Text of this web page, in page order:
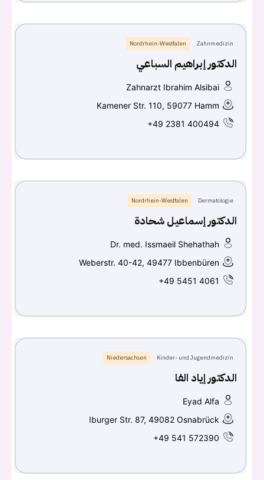
Zahnmedizin
Nordrhein-Westfalen
الدكتور إبراهيم السباعي
Zahnarzt Ibrahim Alsibai
Kamener Str. 110, 59077 Hamm
+49 2381 400494
Dermatologie
Nordrhein-Westfalen
الدكتور إسماعيل شحادة
Dr. med. Issmaeil Shehathah
Weberstr. 40-42, 49477 Ibbenbüren
+49 5451 4061
Kinder- und Jugendmedizin
Niedersachsen
الدكتور إياد الفا
Eyad Alfa
Iburger Str. 87, 49082 Osnabrück
+49 541 572390